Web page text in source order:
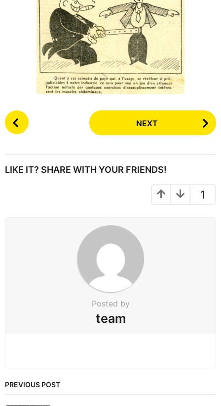
P
o
P
NEXT
LIKE IT? SHARE WITH YOUR FRIENDS!
1
Posted by
team
PREVIOUS POST